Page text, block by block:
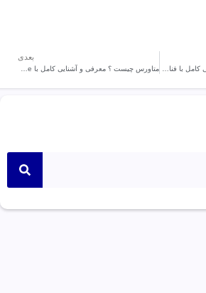
بعدی